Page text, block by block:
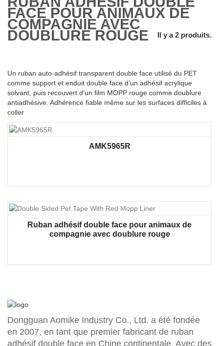
FACE POUR ANIMAUX DE
COMPAGNIE AVEC
DOUBLURE ROUGE Il y a 2 produits.
Un ruban auto-adhésif transparent double face utilisé du PET
comme support et enduit double face d’un adhésif acrylique
solvant, puis recouvert d’un film MOPP rouge comme doublure
antiadhésive. Adhérence fiable même sur les surfaces difficiles à
coller
AMK5965R
Ruban adhésif double face pour animaux de
compagnie avec doublure rouge
Dongguan Aomike Industry Co., Ltd. a été fondée
en 2007, en tant que premier fabricant de ruban
adhésif double face en Chine continentale. Avec des